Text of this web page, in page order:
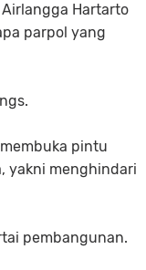
Hartarto
parpol yang
pintu
yakni menghindari
pembangunan.